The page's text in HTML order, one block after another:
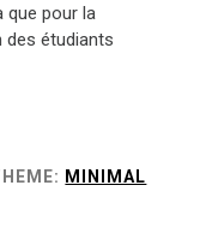
que pour la
des étudiants
MINIMAL